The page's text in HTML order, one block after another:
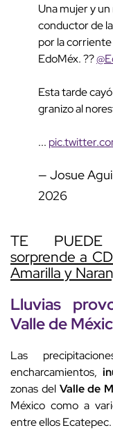
Una mujer y
conductor de
por la
EdoMéx. ??
Esta tarde
granizo al
...
— Josue
2026
TE PUEDE
sorprende a
Amarilla y
Lluvias
Valle de
Las
encharcamientos,
zonas del Valle de
México como a
entre ellos Ecatepec.